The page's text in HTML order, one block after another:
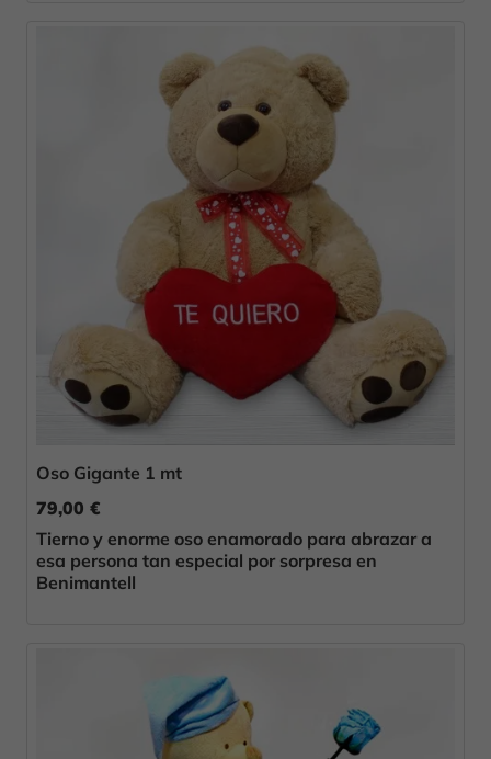
Oso Gigante 1 mt
79,00 €
Tierno y enorme oso enamorado para abrazar a
esa persona tan especial por sorpresa en
Benimantell